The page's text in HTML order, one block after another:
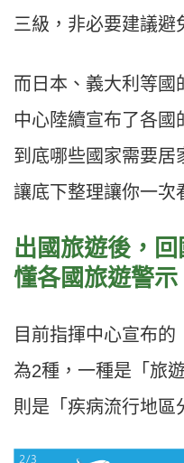
三級，非必要建議避
而日本、義大利等國
中心陸續宣布了各國
到底哪些國家需要居
讓底下整理讓你一次
出國旅遊後，
懂各國旅遊警示
目前指揮中心宣布
為2種，一種是「旅
則是「疾病流行地區